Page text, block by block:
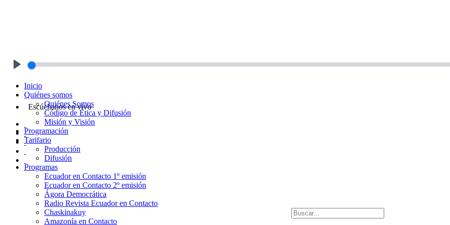
Escúchanos en vivo
Inicio
Quiénes somos
Quiénes Somos
Código de Ética y Difusión
Misión y Visión
Programación
Tarifario
Producción
Difusión
Programas
Ecuador en Contacto 1º emisión
Ecuador en Contacto 2º emisión
Ágora Democrática
Radio Revista Ecuador en Contacto
Chaskinakuy
Amazonía en Contacto